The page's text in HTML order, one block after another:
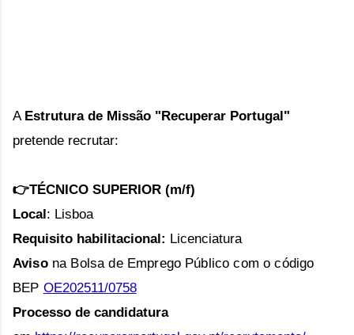
A Estrutura de Missão "Recuperar Portugal"
pretende recrutar:
👉TÉCNICO SUPERIOR (m/f)
Local: Lisboa
Requisito habilitacional: Licenciatura
Avisona Bolsa de Emprego Público com o código
BEP OE202511/0758
Processo de candidatura